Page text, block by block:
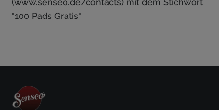
(www.senseo.de/contacts) mit dem Stichwort
"100 Pads Gratis"